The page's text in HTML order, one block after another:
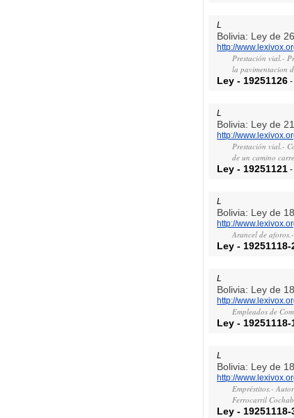
L
Bolivia: Ley de
http://
Prestación vial.-
la pavimentacion
Ley - 19251126 -
L
Bolivia: Ley de
http://
Prestación vial.-
de un camino
Ley - 19251121 -
L
Bolivia: Ley de
http://
Arancel de
Ley - 19251118-
L
Bolivia: Ley de
http://
Empleados de
Ley - 19251118-
L
Bolivia: Ley de
http://
Empréstitos.-
Ferrocarril
Ley - 19251118-